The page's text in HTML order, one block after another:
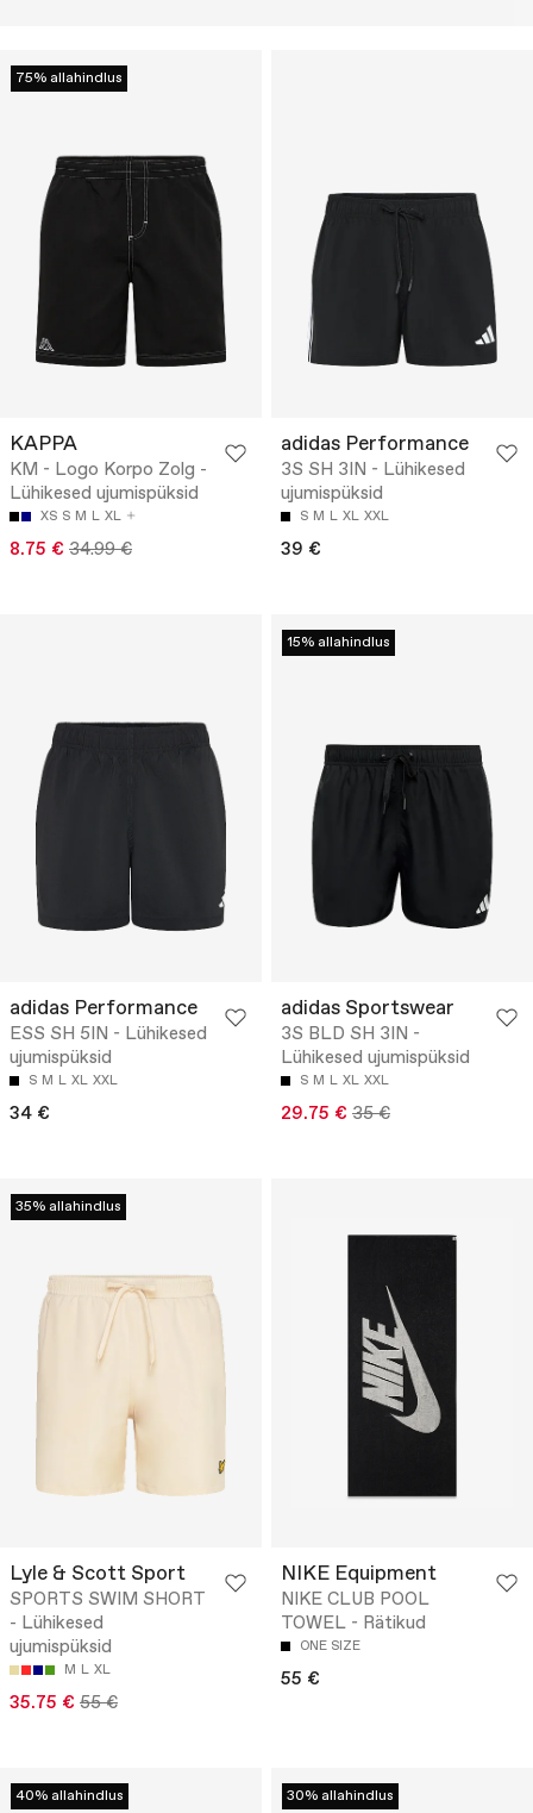
75% allahindlus
KAPPA
KM - Logo Korpo Zolg -
Lühikesed ujumispüksid
XS S M L XL
8.75 € 34.99 €
adidas Performance
3S SH 3IN - Lühikesed
ujumispüksid
S M L XL XXL
39 €
adidas Performance
ESS SH 5IN - Lühikesed
ujumispüksid
S M L XL XXL
34 €
15% allahindlus
adidas Sportswear
3S BLD SH 3IN -
Lühikesed ujumispüksid
S M L XL XXL
29.75 € 35 €
35% allahindlus
Lyle & Scott Sport
SPORTS SWIM SHORT
- Lühikesed
ujumispüksid
M L XL
35.75 € 55 €
NIKE Equipment
NIKE CLUB POOL
TOWEL - Rätikud
ONE SIZE
55 €
40% allahindlus 30% allahindlus